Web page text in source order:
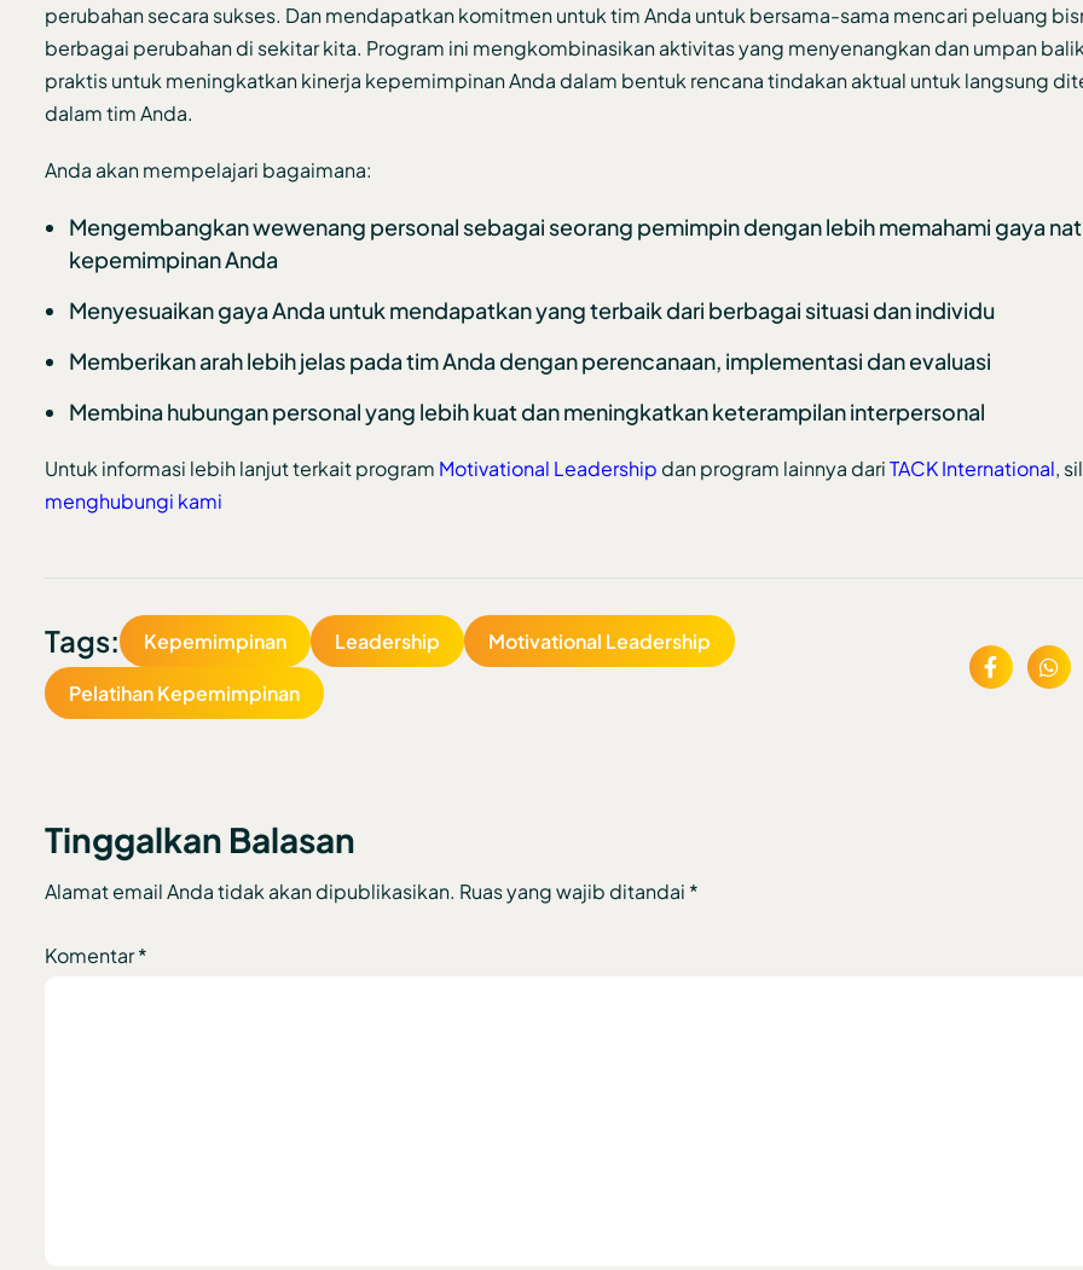
perubahan secara sukses. Dan mendapatkan komitmen untuk tim Anda untuk bersama-sama mencari peluang
berbagai perubahan di sekitar kita. Program ini mengkombinasikan aktivitas yang menyenangkan dan umpan
praktis untuk meningkatkan kinerja kepemimpinan Anda dalam bentuk rencana tindakan aktual untuk langsung
dalam tim Anda.
Anda akan mempelajari bagaimana:
Mengembangkan wewenang personal sebagai seorang pemimpin dengan lebih memahami gaya
kepemimpinan Anda
Menyesuaikan gaya Anda untuk mendapatkan yang terbaik dari berbagai situasi dan individu
Memberikan arah lebih jelas pada tim Anda dengan perencanaan, implementasi dan evaluasi
Membina hubungan personal yang lebih kuat dan meningkatkan keterampilan interpersonal
Untuk informasi lebih lanjut terkait program Motivational Leadership dan program lainnya dariTACK International,
menghubungi kami
Tags: Kepemimpinan Leadership Motivational Leadership
Pelatihan Kepemimpinan
Tinggalkan Balasan
Alamat email Anda tidak akan dipublikasikan. Ruas yang wajib ditandai *
Komentar*